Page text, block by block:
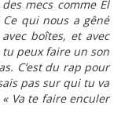
mecs comme El
qui nous a gêné
boîtes, et avec
tu peux faire un son
C’est du rap pour
pas sur qui tu va
« Va te faire enculer